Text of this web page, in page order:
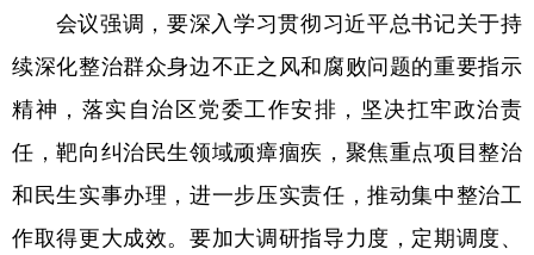
浙江 安徽 福建 江西
山东 河南 湖北 湖南
四川 贵州 云南 西藏
陕西 甘肃 青海 宁夏
会议强调，要深入学习贯彻习近平总书记关于持
续深化整治群众身边不正之风和腐败问题的重要指示
精神，落实自治区党委工作安排，坚决扛牢政治责
任，靶向纠治民生领域顽瘴痼疾，聚焦重点项目整治
和民生实事办理，进一步压实责任，推动集中整治工
作取得更大成效。要加大调研指导力度，定期调度、